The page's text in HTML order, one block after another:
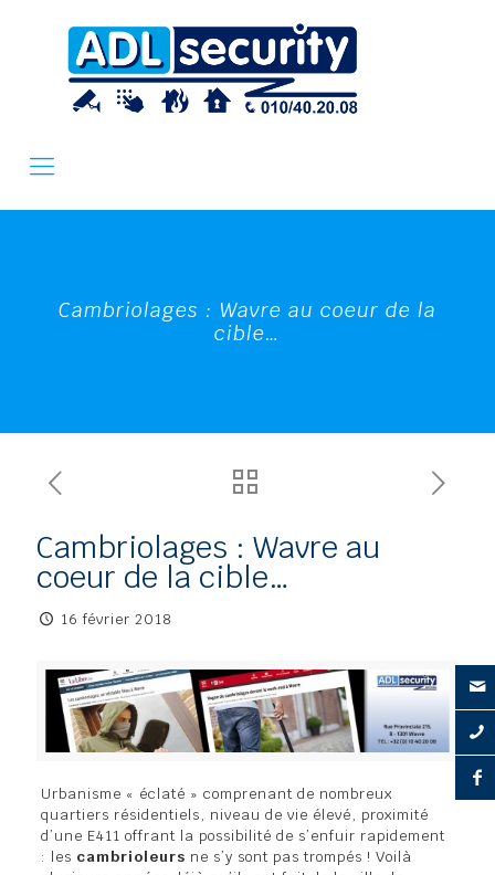
Cambriolages : Wavre au coeur de la
cible…
Cambriolages : Wavre au
coeur de la cible…
16 février 2018
Urbanisme « éclaté » comprenant de nombreux
quartiers résidentiels, niveau de vie élevé, proximité
d’une E411 offrant la possibilité de s’enfuir rapidement
: les cambrioleurs ne s’y sont pas trompés ! Voilà